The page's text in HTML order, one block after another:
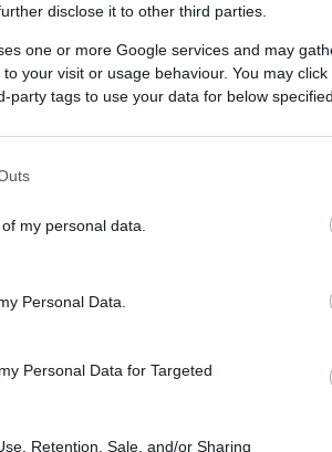
disclose it to other third parties.
one or more Google services and may
your visit or usage behaviour. You may
party tags to use your data for below
my personal data.
Personal Data.
Personal Data for Targeted
Retention, Sale, and/or Sharing